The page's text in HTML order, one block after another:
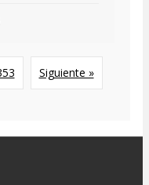
Siguiente »